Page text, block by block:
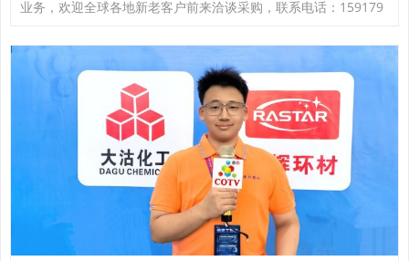
业务，欢迎全球各地新老客户前来洽谈采购，联系电话：159179